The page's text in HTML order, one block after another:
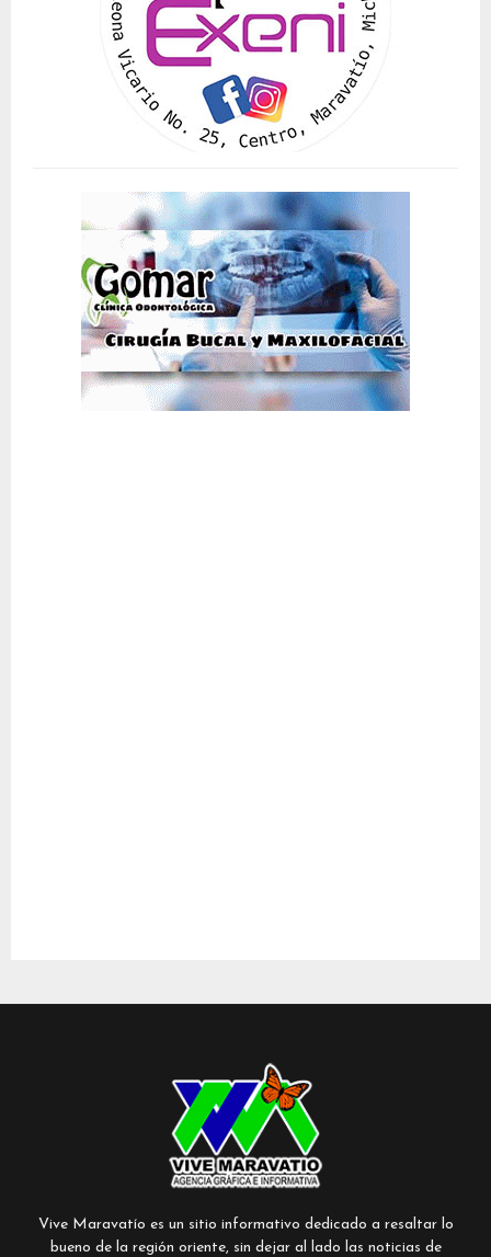
Vive Maravatío es un sitio informativo dedicado a resaltar lo
bueno de la región oriente, sin dejar al lado las noticias de